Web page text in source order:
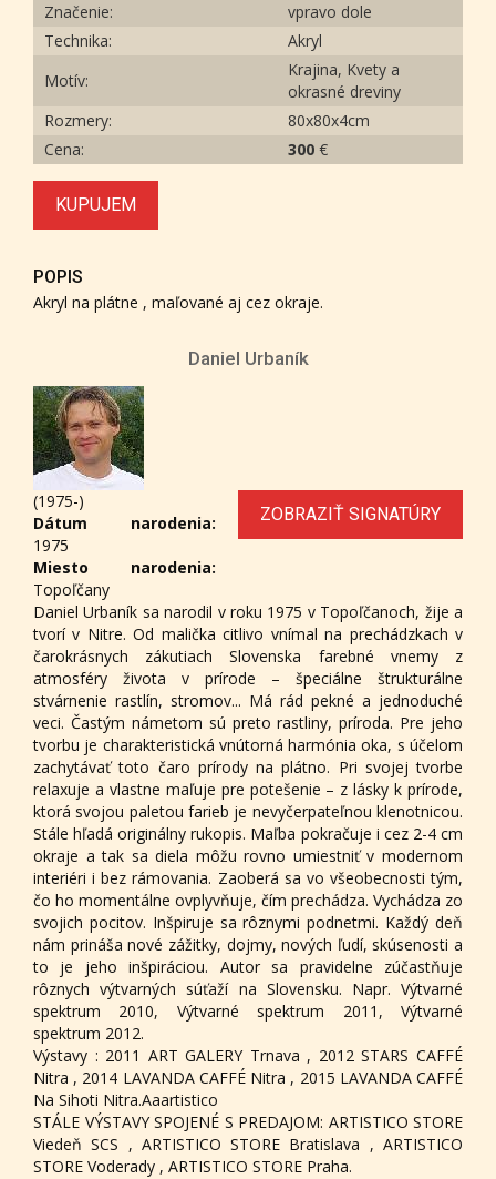
Značenie:
vpravo dole
Technika:
Akryl
Motív:
Krajina, Kvety a
okrasné dreviny
Rozmery:
80x80x4cm
Cena:
300 €
KUPUJEM
POPIS
Akryl na plátne , maľované aj cez okraje.
Daniel Urbaník
ZOBRAZIŤ SIGNATÚRY
(1975-)
Dátum narodenia:
1975
Miesto narodenia:
Topoľčany
Daniel Urbaník sa narodil v roku 1975 v Topoľčanoch, žije a
tvorí v Nitre. Od malička citlivo vnímal na prechádzkach v
čarokrásnych zákutiach Slovenska farebné vnemy z
atmosféry života v prírode – špeciálne štrukturálne
stvárnenie rastlín, stromov... Má rád pekné a jednoduché
veci. Častým námetom sú preto rastliny, príroda. Pre jeho
tvorbu je charakteristická vnútorná harmónia oka, s účelom
zachytávať toto čaro prírody na plátno. Pri svojej tvorbe
relaxuje a vlastne maľuje pre potešenie – z lásky k prírode,
ktorá svojou paletou farieb je nevyčerpateľnou klenotnicou.
Stále hľadá originálny rukopis. Maľba pokračuje i cez 2-4 cm
okraje a tak sa diela môžu rovno umiestniť v modernom
interiéri i bez rámovania. Zaoberá sa vo všeobecnosti tým,
čo ho momentálne ovplyvňuje, čím prechádza. Vychádza zo
svojich pocitov. Inšpiruje sa rôznymi podnetmi. Každý deň
nám prináša nové zážitky, dojmy, nových ľudí, skúsenosti a
to je jeho inšpiráciou. Autor sa pravidelne zúčastňuje
rôznych výtvarných súťaží na Slovensku. Napr. Výtvarné
spektrum 2010, Výtvarné spektrum 2011, Výtvarné
spektrum 2012.
Výstavy : 2011 ART GALERY Trnava , 2012 STARS CAFFÉ
Nitra , 2014 LAVANDA CAFFÉ Nitra , 2015 LAVANDA CAFFÉ
Na Sihoti Nitra.Aaartistico
STÁLE VÝSTAVY SPOJENÉ S PREDAJOM: ARTISTICO STORE
Viedeň SCS , ARTISTICO STORE Bratislava , ARTISTICO
STORE Voderady , ARTISTICO STORE Praha.